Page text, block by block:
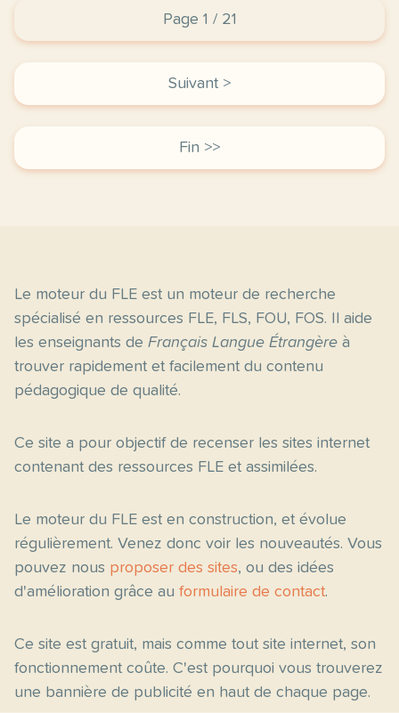
Page 1 / 21
Suivant >
Fin >>
Le moteur du FLE est un moteur de recherche
spécialisé en ressources FLE, FLS, FOU, FOS. Il aide
les enseignants de Français Langue Étrangère à
trouver rapidement et facilement du contenu
pédagogique de qualité.
Ce site a pour objectif de recenser les sites internet
contenant des ressources FLE et assimilées.
Le moteur du FLE est en construction, et évolue
régulièrement. Venez donc voir les nouveautés. Vous
pouvez nous proposer des sites, ou des idées
d'amélioration grâce au formulaire de contact.
Ce site est gratuit, mais comme tout site internet, son
fonctionnement coûte. C'est pourquoi vous trouverez
une bannière de publicité en haut de chaque page.